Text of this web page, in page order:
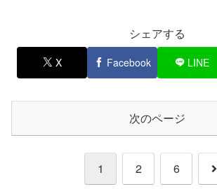
シェアする
X Facebook LINE
次のページ
1 2 6
次